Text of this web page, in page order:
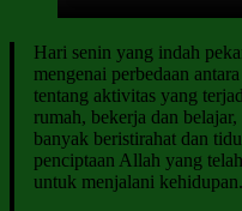
Hari senin yang indah
mengenai perbedaan
tentang aktivitas yang
rumah, bekerja dan
banyak beristirahat dan
penciptaan Allah yang
untuk menjalani kehidupan.